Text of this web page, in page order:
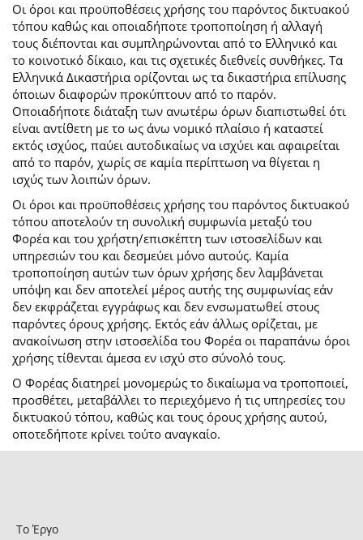
Οι όροι και προϋποθέσεις χρήσης του παρόντος δικτυακού
τόπου καθώς και οποιαδήποτε τροποποίηση ή αλλαγή
τους διέπονται και συμπληρώνονται από το Ελληνικό και
το κοινοτικό δίκαιο, και τις σχετικές διεθνείς συνθήκες. Τα
Ελληνικά Δικαστήρια ορίζονται ως τα δικαστήρια επίλυσης
όποιων διαφορών προκύπτουν από το παρόν.
Οποιαδήποτε διάταξη των ανωτέρω όρων διαπιστωθεί ότι
είναι αντίθετη με το ως άνω νομικό πλαίσιο ή καταστεί
εκτός ισχύος, παύει αυτοδικαίως να ισχύει και αφαιρείται
από το παρόν, χωρίς σε καμία περίπτωση να θίγεται η
ισχύς των λοιπών όρων.
Οι όροι και προϋποθέσεις χρήσης του παρόντος δικτυακού
τόπου αποτελούν τη συνολική συμφωνία μεταξύ του
Φορέα και του χρήστη/επισκέπτη των ιστοσελίδων και
υπηρεσιών του και δεσμεύει μόνο αυτούς. Καμία
τροποποίηση αυτών των όρων χρήσης δεν λαμβάνεται
υπόψη και δεν αποτελεί μέρος αυτής της συμφωνίας εάν
δεν εκφράζεται εγγράφως και δεν ενσωματωθεί στους
παρόντες όρους χρήσης. Εκτός εάν άλλως ορίζεται, με
ανακοίνωση στην ιστοσελίδα του Φορέα οι παραπάνω όροι
χρήσης τίθενται άμεσα εν ισχύ στο σύνολό τους.
Ο Φορέας διατηρεί μονομερώς το δικαίωμα να τροποποιεί,
προσθέτει, μεταβάλλει το περιεχόμενο ή τις υπηρεσίες του
δικτυακού τόπου, καθώς και τους όρους χρήσης αυτού,
οποτεδήποτε κρίνει τούτο αναγκαίο.
Το Έργο